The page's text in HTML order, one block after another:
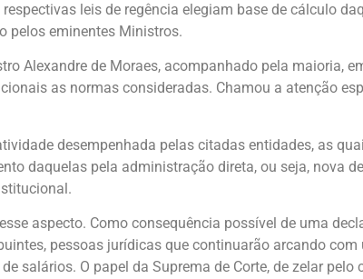
leis de regência elegiam base de cálculo
pelos eminentes Ministros.
Alexandre de Moraes, acompanhado pela maioria,
as normas consideradas. Chamou a atenção
desempenhada pelas citadas entidades, as
daquelas pela administração direta, ou seja, nova
aspecto. Como consequência possível de uma
pessoas jurídicas que continuarão arcando
salários. O papel da Suprema de Corte, de zelar